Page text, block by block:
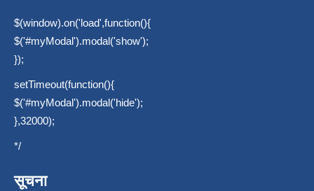
$(window).on('load',function(){
$('#myModal').modal('show');
});
setTimeout(function(){
$('#myModal').modal('hide');
},32000);
*/
सूचना